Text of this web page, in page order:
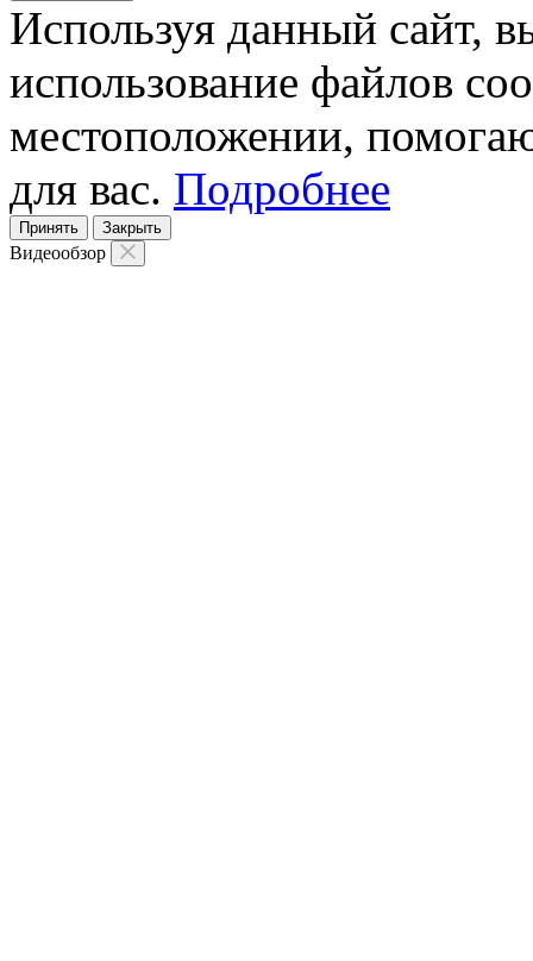
Используя данный сайт,
использование файлов
местоположении,
для вас. Подробнее
Принять Закрыть
Видеообзор